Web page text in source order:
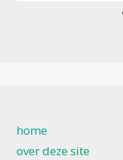
home
over deze site